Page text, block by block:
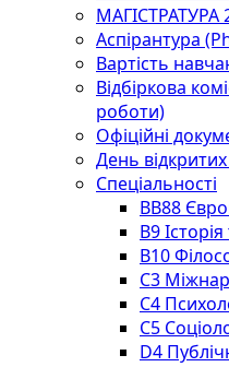
МАГІСТРАТУРА
Аспірантура
Вартість
Відбіркова
роботи)
Офіційні
День
Спеціальності
BВ88
B9
B10
C3
C4
С5
D4